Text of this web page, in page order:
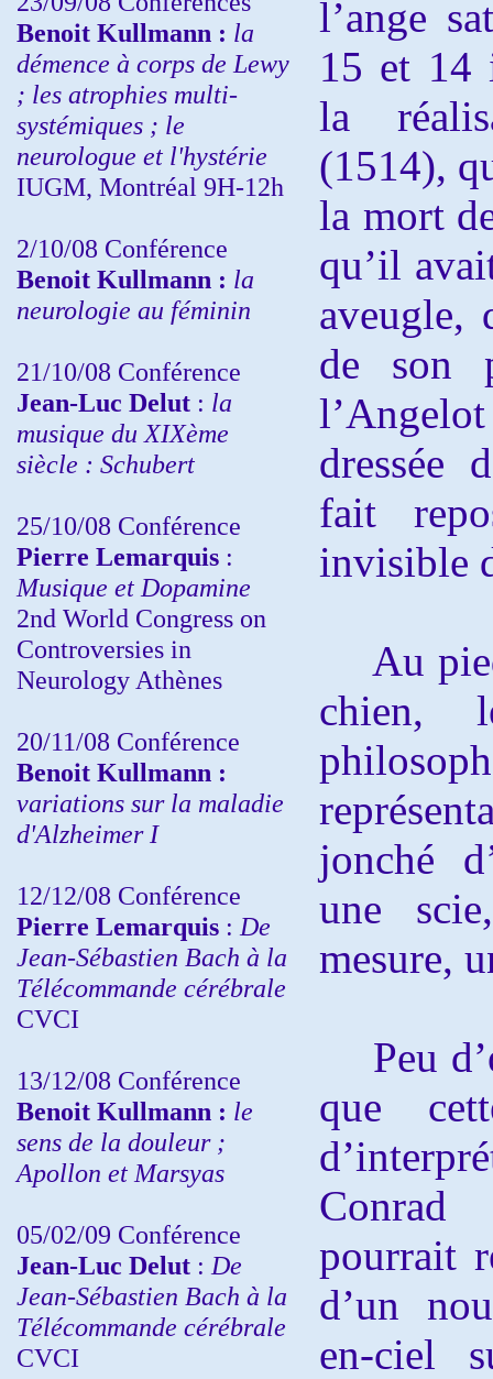
Benoit Kullmann : la
démence à corps de Lewy
; les atrophies multi-
systémiques ; le
neurologue et l'hystérie
IUGM, Montréal 9H-12h
2/10/08 Conférence
Benoit Kullmann : la
neurologie au féminin
21/10/08 Conférence
Jean-Luc Delut : la
musique du XIXème
siècle : Schubert
25/10/08 Conférence
Pierre Lemarquis :
Musique et Dopamine
2nd World Congress on
Controversies in
Neurology Athènes
20/11/08 Conférence
Benoit Kullmann :
variations sur la maladie
d'Alzheimer I
12/12/08 Conférence
Pierre Lemarquis : De
Jean-Sébastien Bach à la
Télécommande cérébrale
CVCI
13/12/08 Conférence
Benoit Kullmann : le
sens de la douleur ;
Apollon et Marsyas
05/02/09 Conférence
Jean-Luc Delut : De
Jean-Sébastien Bach à la
Télécommande cérébrale
CVCI
l’ange
15 et 14
la
(1514),
la mort
qu’il
aveugle,
de son
dressée
fait
invisible
Au
chien,
jonché
une
mesure,
Peu
que
pourrait
d’un
en-ciel